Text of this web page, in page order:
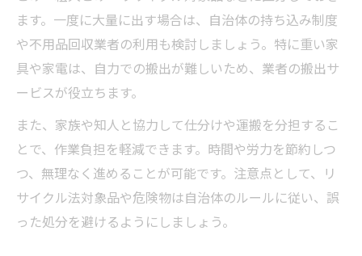
ます。一度に大量に出す場合は、自治体の持ち込み制度
や不用品回収業者の利用も検討しましょう。特に重い家
具や家電は、自力での搬出が難しいため、業者の搬出サ
ービスが役立ちます。
また、家族や知人と協力して仕分けや運搬を分担するこ
とで、作業負担を軽減できます。時間や労力を節約しつ
つ、無理なく進めることが可能です。注意点として、リ
サイクル法対象品や危険物は自治体のルールに従い、誤
った処分を避けるようにしましょう。